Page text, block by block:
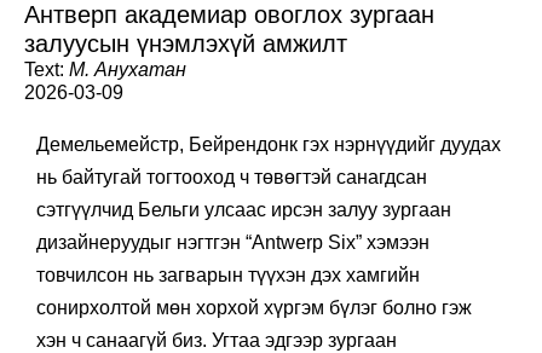
Антверп академиар овоглох зургаан
залуусын үнэмлэхүй амжилт
Text: М. Анухатан
2026-03-09
Демельемейстр, Бейрендонк гэх нэрнүүдийг дуудах
нь байтугай тогтооход ч төвөгтэй санагдсан
сэтгүүлчид Бельги улсаас ирсэн залуу зургаан
дизайнеруудыг нэгтгэн “Аntwerp Six” хэмээн
товчилсон нь загварын түүхэн дэх хамгийн
сонирхолтой мөн хорхой хүргэм бүлэг болно гэж
хэн ч санаагүй биз. Угтаа эдгээр зургаан